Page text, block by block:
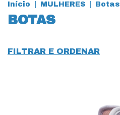
Início MULHERES Botas
BOTAS
FILTRAR E ORDENAR